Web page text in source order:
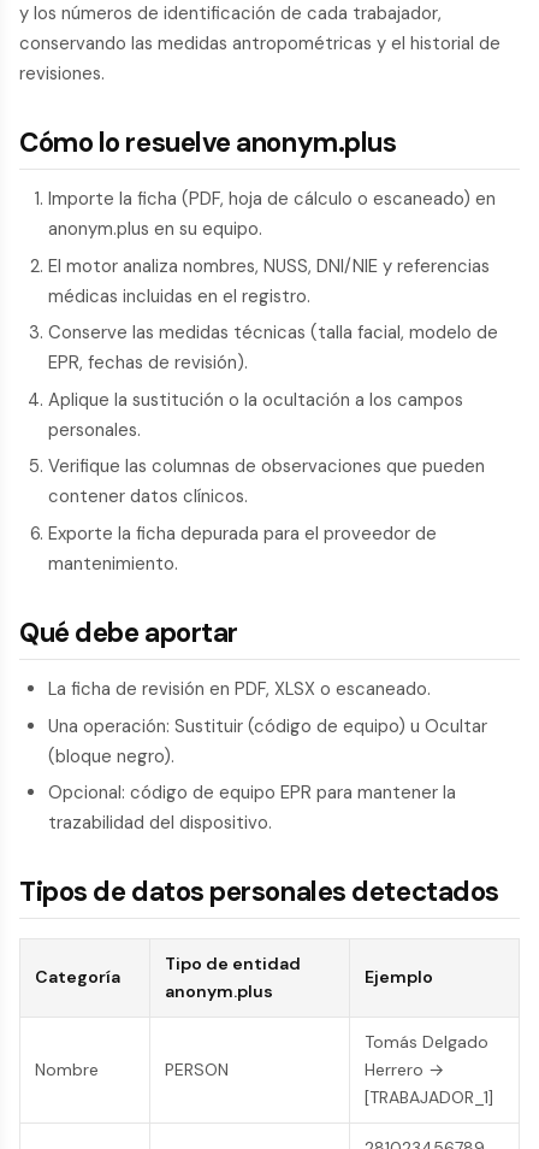
y los números de identificación de cada trabajador,
conservando las medidas antropométricas y el historial de
revisiones.
Cómo lo resuelve anonym.plus
Importe la ficha (PDF, hoja de cálculo o escaneado) en
anonym.plus en su equipo.
El motor analiza nombres, NUSS, DNI/NIE y referencias
médicas incluidas en el registro.
Conserve las medidas técnicas (talla facial, modelo de
EPR, fechas de revisión).
Aplique la sustitución o la ocultación a los campos
personales.
Verifique las columnas de observaciones que pueden
contener datos clínicos.
Exporte la ficha depurada para el proveedor de
mantenimiento.
Qué debe aportar
La ficha de revisión en PDF, XLSX o escaneado.
Una operación: Sustituir (código de equipo) u Ocultar
(bloque negro).
Opcional: código de equipo EPR para mantener la
trazabilidad del dispositivo.
Tipos de datos personales detectados
Categoría
Tipo de entidad
anonym.plus
Ejemplo
Nombre PERSON
Tomás Delgado
Herrero →
[TRABAJADOR_1]